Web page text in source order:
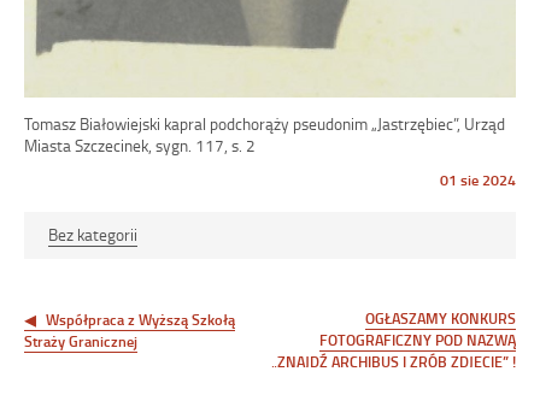
Tomasz Białowiejski kapral podchorąży pseudonim „Jastrzębiec”, Urząd
Miasta Szczecinek, sygn. 117, s. 2
Opublikowano
01 sie 2024
Bez kategorii
wpisu
Współpraca z Wyższą Szkołą
Straży Granicznej
OGŁASZAMY KONKURS
FOTOGRAFICZNY POD NAZWĄ
„ZNAJDŹ ARCHIBUS I ZRÓB ZDJĘCIE” !